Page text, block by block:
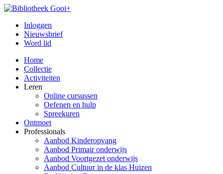
Inloggen
Nieuwsbrief
Word lid
Home
Collectie
Activiteiten
Leren
Online cursussen
Oefenen en hulp
Spreekuren
Ontmoet
Professionals
Aanbod Kinderopvang
Aanbod Primair onderwijs
Aanbod Voortgezet onderwijs
Aanbod Cultuur in de klas Huizen